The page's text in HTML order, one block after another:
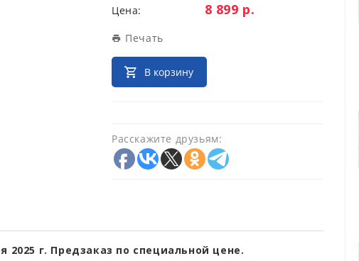
Цена: Цена:
8 899 р.
Печать
В корзину
Расскажите друзьям:
2025 г. Предзаказ по специальной цене.